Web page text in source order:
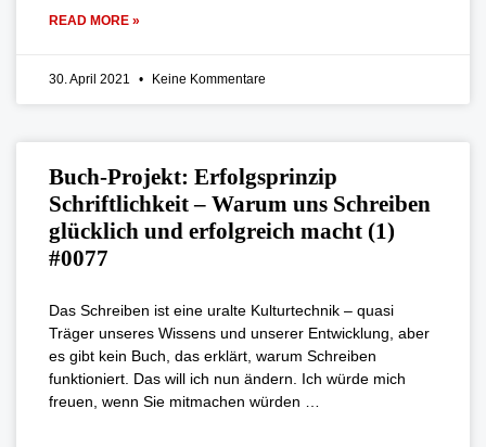
READ MORE »
30. April 2021 Keine Kommentare
Buch-Projekt: Erfolgsprinzip
Schriftlichkeit – Warum uns Schreiben
glücklich und erfolgreich macht (1)
#0077
Das Schreiben ist eine uralte Kulturtechnik – quasi
Träger unseres Wissens und unserer Entwicklung, aber
es gibt kein Buch, das erklärt, warum Schreiben
funktioniert. Das will ich nun ändern. Ich würde mich
freuen, wenn Sie mitmachen würden …